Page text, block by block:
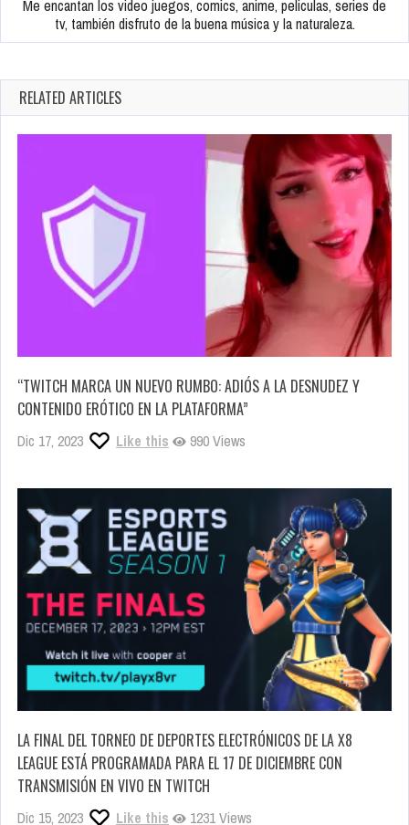
Me encantan los video juegos, comics, anime, peliculas, series de
tv, también disfruto de la buena música y la naturaleza.
RELATED ARTICLES
“TWITCH MARCA UN NUEVO RUMBO: ADIÓS A LA DESNUDEZ Y
CONTENIDO ERÓTICO EN LA PLATAFORMA”
Dic 17, 2023 Like this 990 Views
LA FINAL DEL TORNEO DE DEPORTES ELECTRÓNICOS DE LA X8
LEAGUE ESTÁ PROGRAMADA PARA EL 17 DE DICIEMBRE CON
TRANSMISIÓN EN VIVO EN TWITCH
Dic 15, 2023 Like this 1231 Views